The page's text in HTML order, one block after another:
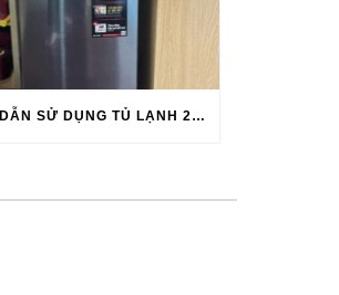
HƯỚNG DẪN SỬ DỤNG TỦ LẠNH 2025